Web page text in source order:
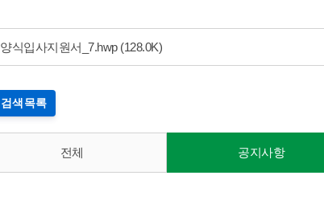
양식입사지원서_7.hwp(128.0K)
검색목록
전체 공지사항